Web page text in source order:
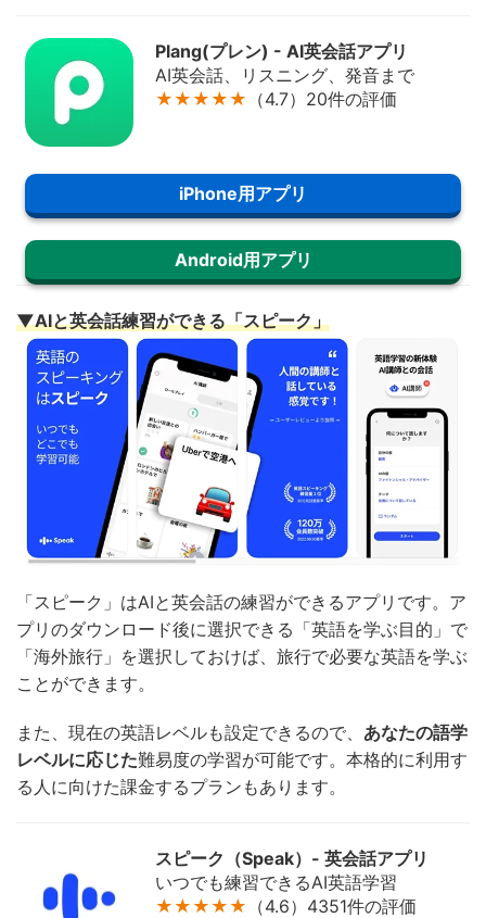
Plang(プレン) - AI英会話アプリ
AI英会話、リスニング、発音まで
★★★★★ （4.7）20件の評価
iPhone用アプリ
Android用アプリ
▼AIと英会話練習ができる「スピーク」
「スピーク」はAIと英会話の練習ができるアプリです。ア
プリのダウンロード後に選択できる「英語を学ぶ目的」で
「海外旅行」を選択しておけば、旅行で必要な英語を学ぶ
ことができます。
また、現在の英語レベルも設定できるので、 あなたの語学
レベルに応じた難易度の学習が可能です。本格的に利用す
る人に向けた課金するプランもあります。
スピーク（Speak）- 英会話アプリ
いつでも練習できるAI英語学習
★★★★★ （4.6）4351件の評価